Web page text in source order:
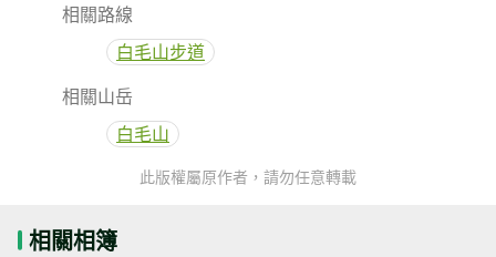
相關路線
白毛山步道
相關山岳
白毛山
此版權屬原作者，請勿任意轉載
相關相簿